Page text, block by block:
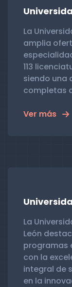
La
amplia
113
siendo una
completas
Ver más
La
León
programas
con la
integral de
en la